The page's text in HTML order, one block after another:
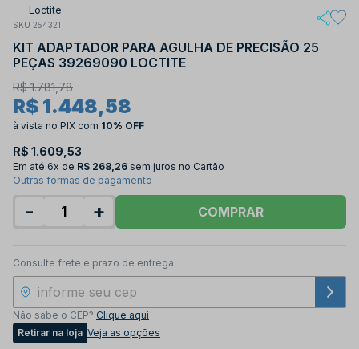
Loctite
SKU 254321
KIT ADAPTADOR PARA AGULHA DE PRECISÃO 25
PEÇAS 39269090 LOCTITE
R$ 1.781,78
R$ 1.448,58
à vista no PIX com 10% OFF
R$ 1.609,53
Em até 6x de R$ 268,26 sem juros no Cartão
Outras formas de pagamento
- + COMPRAR
Consulte frete e prazo de entrega
Não sabe o CEP? Clique aqui
Retirar na loja Veja as opções